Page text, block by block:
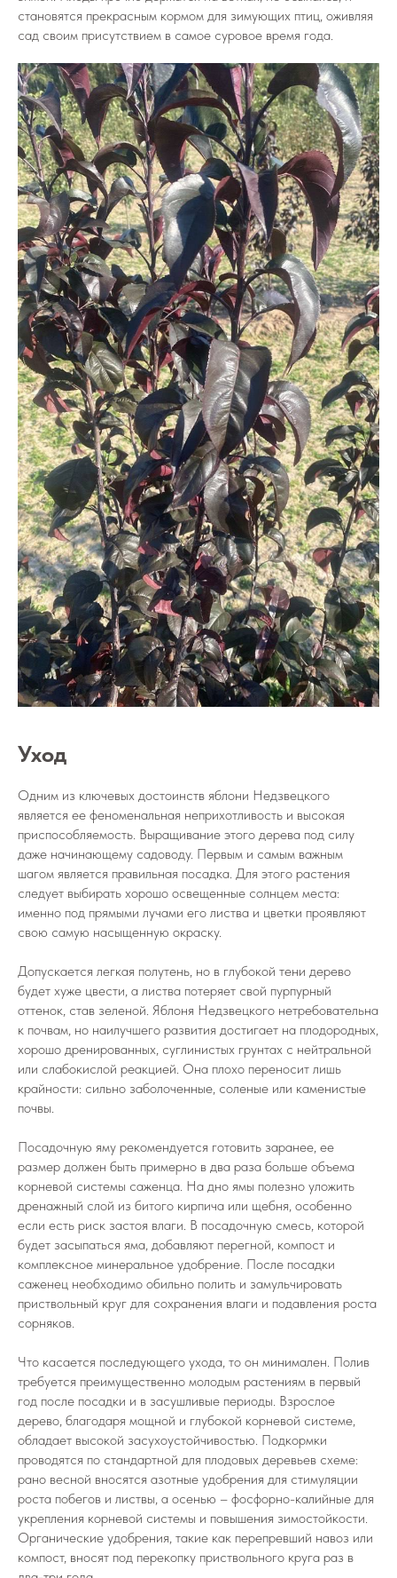
становятся прекрасным кормом для зимующих птиц, оживляя
сад своим присутствием в самое суровое время года.
Уход
Одним из ключевых достоинств яблони Недзвецкого
является ее феноменальная неприхотливость и высокая
приспособляемость. Выращивание этого дерева под силу
даже начинающему садоводу. Первым и самым важным
шагом является правильная посадка. Для этого растения
следует выбирать хорошо освещенные солнцем места:
именно под прямыми лучами его листва и цветки проявляют
свою самую насыщенную окраску.
Допускается легкая полутень, но в глубокой тени дерево
будет хуже цвести, а листва потеряет свой пурпурный
оттенок, став зеленой. Яблоня Недзвецкого нетребовательна
к почвам, но наилучшего развития достигает на плодородных,
хорошо дренированных, суглинистых грунтах с нейтральной
или слабокислой реакцией. Она плохо переносит лишь
крайности: сильно заболоченные, соленые или каменистые
почвы.
Посадочную яму рекомендуется готовить заранее, ее
размер должен быть примерно в два раза больше объема
корневой системы саженца. На дно ямы полезно уложить
дренажный слой из битого кирпича или щебня, особенно
если есть риск застоя влаги. В посадочную смесь, которой
будет засыпаться яма, добавляют перегной, компост и
комплексное минеральное удобрение. После посадки
саженец необходимо обильно полить и замульчировать
приствольный круг для сохранения влаги и подавления роста
сорняков.
Что касается последующего ухода, то он минимален. Полив
требуется преимущественно молодым растениям в первый
год после посадки и в засушливые периоды. Взрослое
дерево, благодаря мощной и глубокой корневой системе,
обладает высокой засухоустойчивостью. Подкормки
проводятся по стандартной для плодовых деревьев схеме:
рано весной вносятся азотные удобрения для стимуляции
роста побегов и листвы, а осенью – фосфорно-калийные для
укрепления корневой системы и повышения зимостойкости.
Органические удобрения, такие как перепревший навоз или
компост, вносят под перекопку приствольного круга раз в